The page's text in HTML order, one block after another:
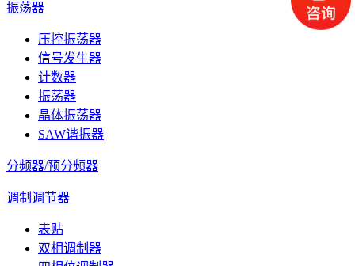
振荡器
压控振荡器
信号发生器
计数器
振荡器
晶体振荡器
SAW谐振器
分频器/预分频器
调制调节器
表贴
双相调制器